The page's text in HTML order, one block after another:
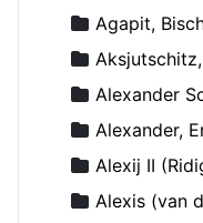
Agapit,
Alexander
Alexander,
Alexij II
Alexis (van